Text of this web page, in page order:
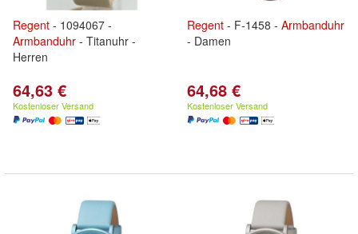
Regent - 1094067 -
Armbanduhr - Titanuhr -
Herren
64,63 €
Kostenloser Versand
Regent - F-1458 - Armbanduhr
- Damen
64,68 €
Kostenloser Versand